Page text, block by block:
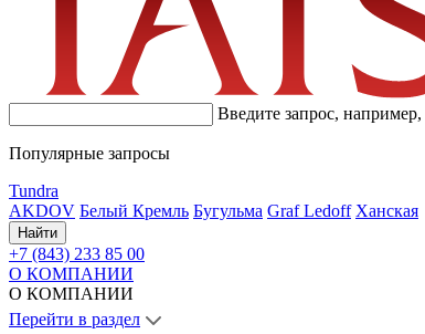
Введите запрос, например,
Популярные запросы
Tundra
AKDOV Белый Кремль Бугульма Graf Ledoff Ханская
Найти
+7 (843) 233 85 00
О КОМПАНИИ
О КОМПАНИИ
Перейти в раздел